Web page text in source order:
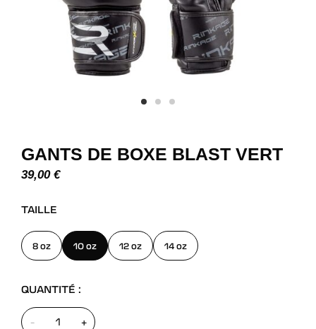
GANTS DE BOXE BLAST VERT
39,00 €
TAILLE
8 oz 10 oz 12 oz 14 oz
QUANTITÉ :
- +